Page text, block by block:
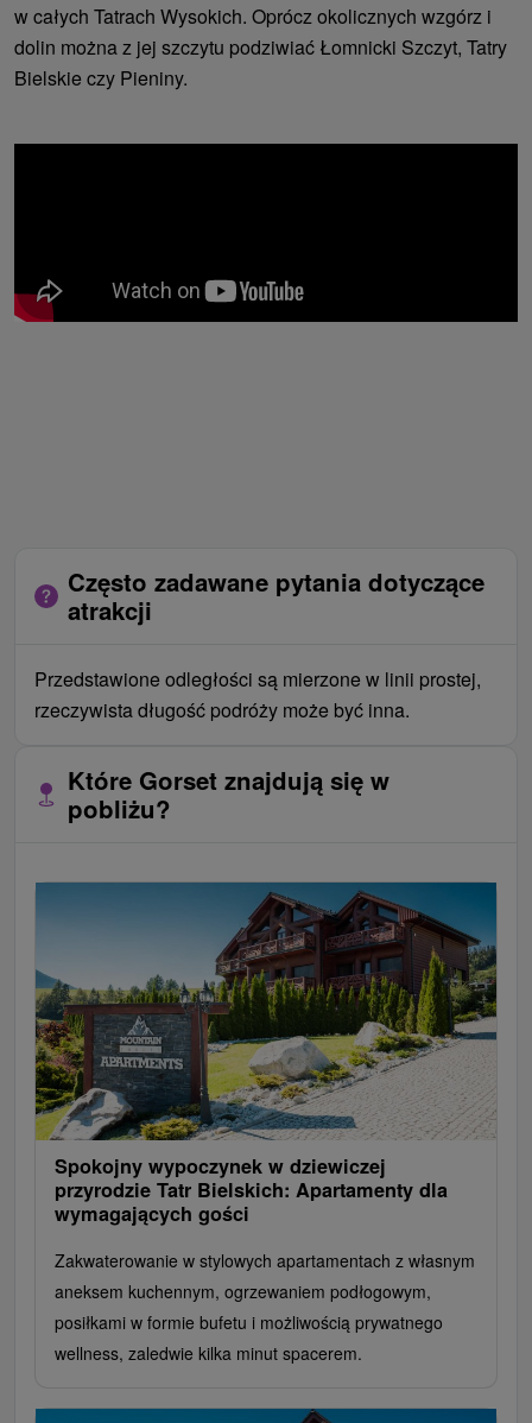
w całych Tatrach Wysokich. Oprócz okolicznych wzgórz i
dolin można z jej szczytu podziwiać Łomnicki Szczyt, Tatry
Bielskie czy Pieniny.
Często zadawane pytania dotyczące
atrakcji
Przedstawione odległości są mierzone w linii prostej,
rzeczywista długość podróży może być inna.
Które Gorset znajdują się w
pobliżu?
Spokojny wypoczynek w dziewiczej
przyrodzie Tatr Bielskich: Apartamenty dla
wymagających gości
Zakwaterowanie w stylowych apartamentach z własnym
aneksem kuchennym, ogrzewaniem podłogowym,
posiłkami w formie bufetu i możliwością prywatnego
wellness, zaledwie kilka minut spacerem.